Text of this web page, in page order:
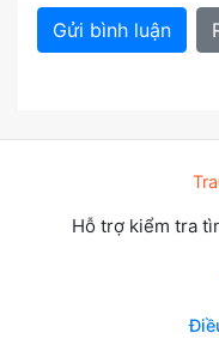
Gửi bình luận
Hỗ trợ kiểm tra